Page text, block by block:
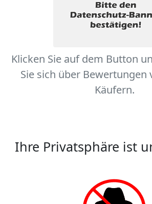
Klicken Sie auf dem Button
Sie sich über Bewertungen
Käufern.
Ihre Privatsphäre ist